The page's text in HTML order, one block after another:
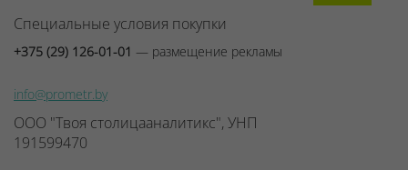
Специальные условия покупки
+375 (29) 126-01-01 — размещение рекламы
info@prometr.by
ООО "Твоя столицааналитикс", УНП
191599470